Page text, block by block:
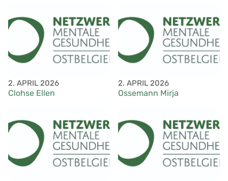
2. APRIL 2026
Clohse Ellen
2. APRIL 2026
Ossemann Mirja